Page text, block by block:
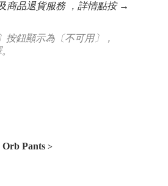
商品退貨服務 ，詳情點按 →
按鈕顯示為〔不可用〕，
Pants >